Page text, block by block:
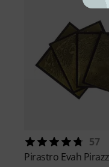
57
Pirastro Evah